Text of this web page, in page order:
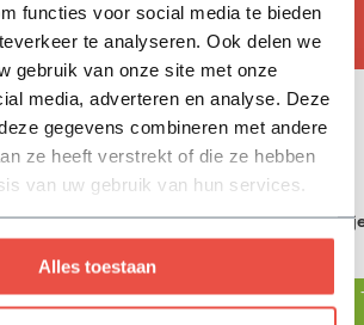
functies voor social media te bieden
te analyseren. Ook delen we
gebruik van onze site met onze
media, adverteren en analyse. Deze
gegevens combineren met andere
ze heeft verstrekt of die ze hebben
van uw gebruik van hun services.
Alles toestaan
te bestellen
BAHCO